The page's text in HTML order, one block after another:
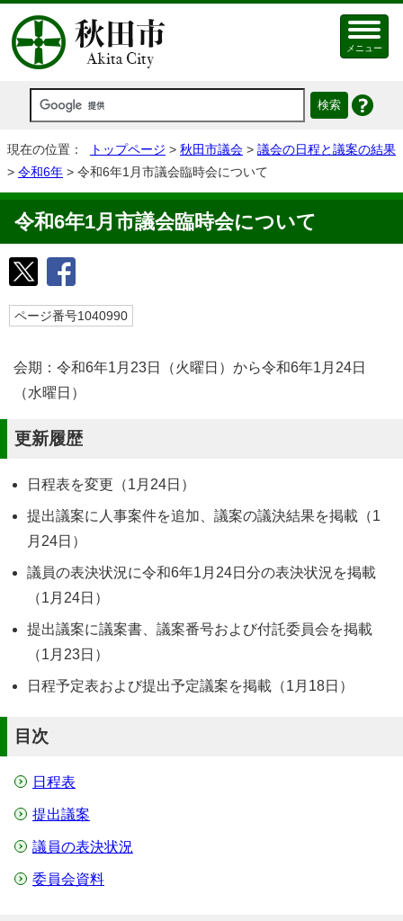
メニュー
現在の位置： トップページ > 秋田市議会 > 議会の日程と議案の結果
> 令和6年 > 令和6年1月市議会臨時会について
令和6年1月市議会臨時会について
ページ番号1040990
会期：令和6年1月23日（火曜日）から令和6年1月24日
（水曜日）
更新履歴
日程表を変更（1月24日）
提出議案に人事案件を追加、議案の議決結果を掲載（1
月24日）
議員の表決状況に令和6年1月24日分の表決状況を掲載
（1月24日）
提出議案に議案書、議案番号および付託委員会を掲載
（1月23日）
日程予定表および提出予定議案を掲載（1月18日）
目次
日程表
提出議案
議員の表決状況
委員会資料